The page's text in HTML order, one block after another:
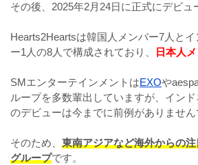
その後、2025年2月24日に正式にデビュ
Hearts2Heartsは韓国人メンバー7人と
ー1人の8人で構成されており、
日本人
SMエンターテインメントはEXOやaespa
ループを多数輩出していますが、イン
のデビューは今までに前例がありません
そのため、 東南アジアなど海外からの
グループです。